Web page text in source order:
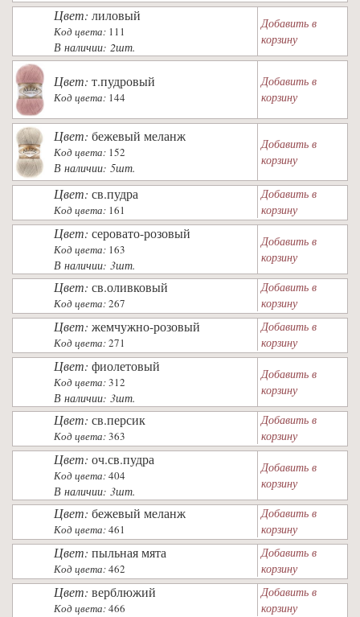
Цвет: лиловый
Код цвета: 111
В наличии: 2шт.
Добавить в
корзину
Цвет: т.пудровый
Код цвета: 144
Добавить в
корзину
Цвет: бежевый меланж
Код цвета: 152
В наличии: 5шт.
Добавить в
корзину
Цвет: св.пудра
Код цвета: 161
Добавить в
корзину
Цвет: серовато-розовый
Код цвета: 163
В наличии: 3шт.
Добавить в
корзину
Цвет: св.оливковый
Код цвета:267
Добавить в
корзину
Цвет: жемчужно-розовый
Код цвета:271
Добавить в
корзину
Цвет: фиолетовый
Код цвета:312
В наличии: 3шт.
Добавить в
корзину
Цвет: св.персик
Код цвета:363
Добавить в
корзину
Цвет: оч.св.пудра
Код цвета:404
В наличии: 3шт.
Добавить в
корзину
Цвет: бежевый меланж
Код цвета:461
Добавить в
корзину
Цвет: пыльная мята
Код цвета:462
Добавить в
корзину
Цвет: верблюжий
Код цвета:466
Добавить в
корзину